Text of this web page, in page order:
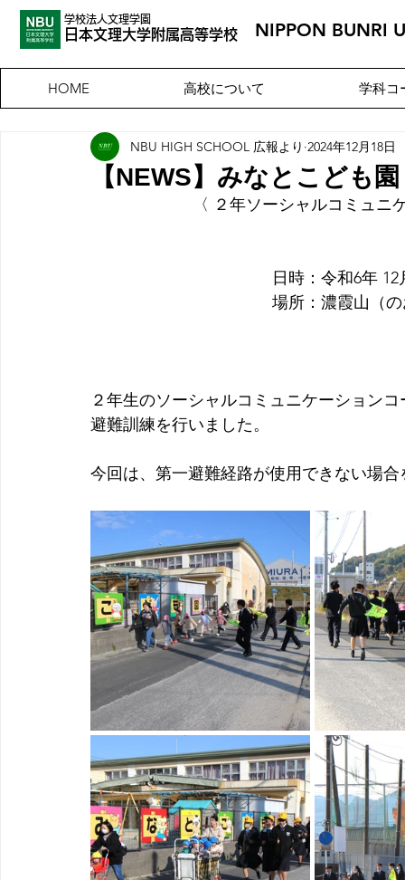
学校法人文理学園
​日本文理大学附属高等学校 NIPPON BUNRI
HOME 高校について 学科コ
【NEWS】みなとこども
NBU HIGH SCHOOL 広報より 2024年12月18日
〈 ２年ソーシャルコミュ
日時：令和6
場所： 濃霞山（
２年生のソーシャルコミュニケーション
避難訓練を行いました。
今回は、第一避難経路が使用できない場